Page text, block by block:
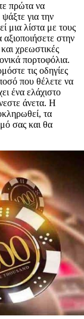
πρώτα να
για την
μια λίστα με τους
στην
χρεωστικές
πορτοφόλια.
τις οδηγίες
που θέλετε να
ένα ελάχιστο
άνετα. Η
τα
σας και θα